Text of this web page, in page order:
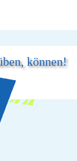
können!